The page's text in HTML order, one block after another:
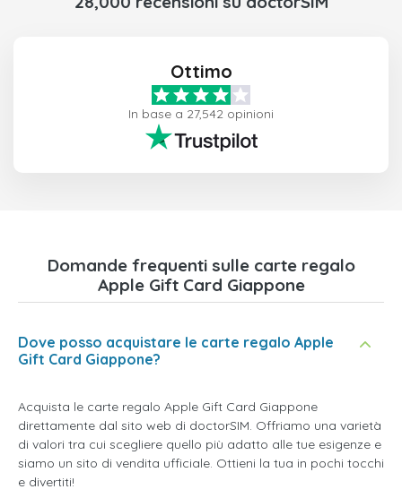
Ottimo
In base a 27,542 opinioni
Domande frequenti sulle carte regalo
Apple Gift Card Giappone
Dove posso acquistare le carte regalo Apple
Gift Card Giappone?
Acquista le carte regalo Apple Gift Card Giappone
direttamente dal sito web di doctorSIM. Offriamo una varietà
di valori tra cui scegliere quello più adatto alle tue esigenze e
siamo un sito di vendita ufficiale. Ottieni la tua in pochi tocchi
e divertiti!